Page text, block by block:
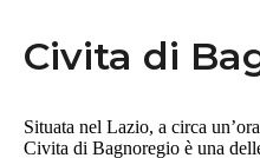
Civita di
Situata nel Lazio, a circa
Civita di Bagnoregio è una